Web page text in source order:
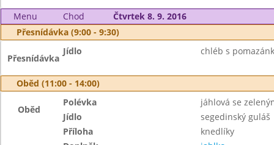
Menu Chod
Čtvrtek 8. 9. 2016
Přesnídávka (9:00 - 9:30)
Přesnídávka
Jídlo chléb s
Oběd (11:00 - 14:00)
Oběd
Polévka
jáhlová se
Jídlo
segedinský guláš
Příloha
knedlíky